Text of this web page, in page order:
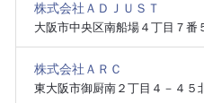
株式会社ＡＤＪＵＳＴ
大阪市中央区南船場４丁目７番
株式会社ＡＲＣ
東大阪市御厨南２丁目４－４５